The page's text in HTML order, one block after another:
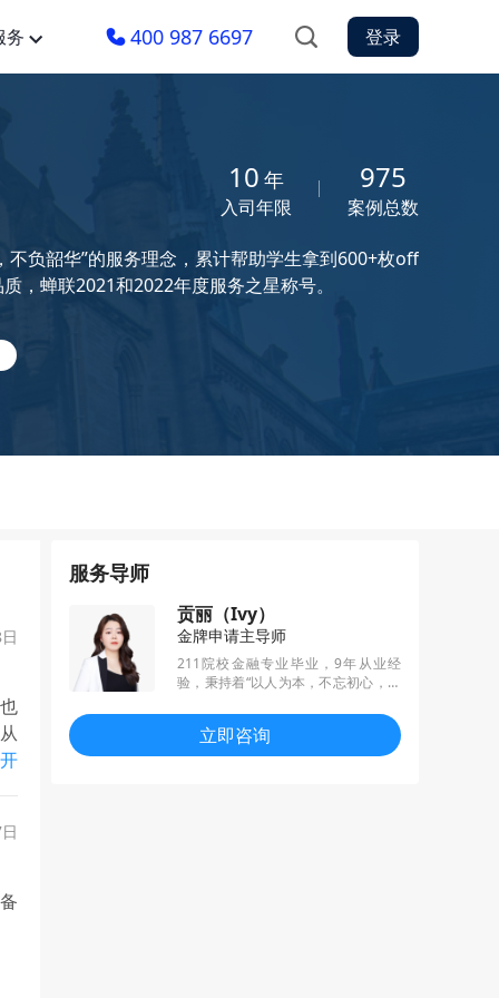
务 400 987 6697 登录
10 年
入司年限
975
案例总数
负韶华”的服务理念，累计帮助学生拿到600+枚off
，蝉联2021和2022年度服务之星称号。
服务导师
贡丽（Ivy）
金牌申请主导师
211院校金融专业毕业，9年从业经
验，秉持着“以人为本，不忘初心，以
帮助学生拿到600+枚offer，尤其擅长
G5港三新二等名校商科及理工科项目
申请。凭借出色的业务能力和服务品
立即咨询